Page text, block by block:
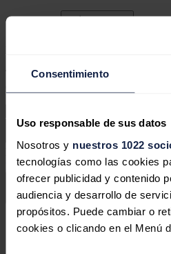
Consentimiento
Uso responsable de sus datos
Nosotros y nuestros 1022
tecnologías como las cookies
ofrecer publicidad y contenido
audiencia y desarrollo de
propósitos. Puede cambiar o
cookies o clicando en el Menú
Tu dirección de correo electrónico
Este sitio web está protegido por
privacidadyTérminos de serviciode
Enviar comentario
Síguenos en redes sociales